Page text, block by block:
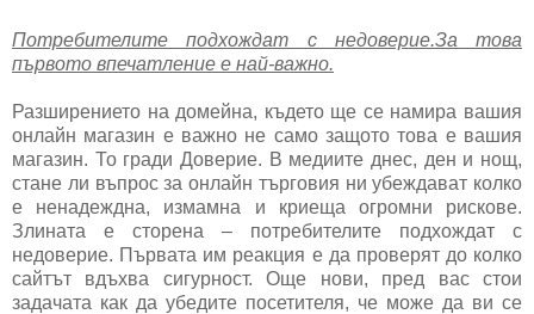
Потребителите подхождат с недоверие.За това
първото впечатление е най-важно.
Разширението на домейна, където ще се намира вашия
онлайн магазин е важно не само защото това е вашия
магазин. То гради Доверие. В медиите днес, ден и нощ,
стане ли въпрос за онлайн търговия ни убеждават колко
е ненадеждна, измамна и криеща огромни рискове.
Злината е сторена – потребителите подхождат с
недоверие. Първата им реакция е да проверят до колко
сайтът вдъхва сигурност. Още нови, пред вас стои
задачата как да убедите посетителя, че може да ви се